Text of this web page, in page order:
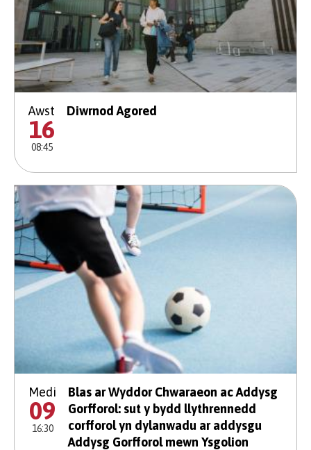
Awst
16
08:45
Diwrnod Agored
Medi
09
16:30
Blas ar Wyddor Chwaraeon ac Addysg
Gorfforol: sut y bydd llythrennedd
corfforol yn dylanwadu ar addysgu
Addysg Gorfforol mewn Ysgolion